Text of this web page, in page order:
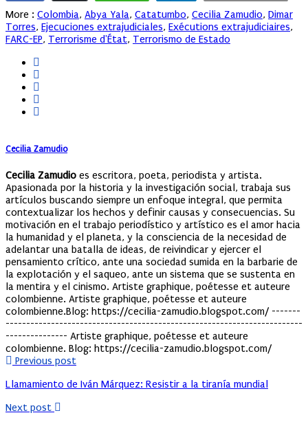
More : Colombia, Abya Yala, Catatumbo, Cecilia Zamudio, Dimar
Torres, Ejecuciones extrajudiciales, Exécutions extrajudiciaires,
FARC-EP, Terrorisme d'État, Terrorismo de Estado
Cecilia Zamudio
Cecilia Zamudio es escritora, poeta, periodista y artista.
Apasionada por la historia y la investigación social, trabaja sus
artículos buscando siempre un enfoque integral, que permita
contextualizar los hechos y definir causas y consecuencias. Su
motivación en el trabajo periodístico y artístico es el amor hacia
la humanidad y el planeta, y la consciencia de la necesidad de
adelantar una batalla de ideas, de reivindicar y ejercer el
pensamiento crítico, ante una sociedad sumida en la barbarie de
la explotación y el saqueo, ante un sistema que se sustenta en
la mentira y el cinismo. Artiste graphique, poétesse et auteure
colombienne. Artiste graphique, poétesse et auteure
colombienne.Blog: https://cecilia-zamudio.blogspot.com/ -------
------------------------------------------------------------------------
--------------- Artiste graphique, poétesse et auteure
colombienne. Blog: https://cecilia-zamudio.blogspot.com/
Previous post
Llamamiento de Iván Márquez: Resistir a la tiranía mundial
Next post